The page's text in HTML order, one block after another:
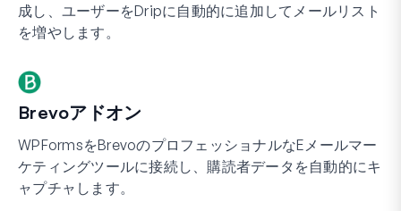
成し、ユーザーをDripに自動的に追加してメールリスト
を増やします。
Brevoアドオン
WPFormsをBrevoのプロフェッショナルなEメールマー
ケティングツールに接続し、購読者データを自動的にキ
ャプチャします。